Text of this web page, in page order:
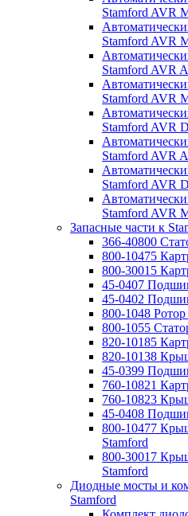
Stamford AVR
Stamford AVR
Stamford AVR
Stamford AVR
Stamford AVR
Stamford AVR
Stamford AVR
Stamford AVR
Запасные части к
366-40800
800-10475
800-30015
45-0407
45-0402
800-1048 Ротор
800-1055
820-10185
820-10138
45-0399
760-10821
760-10823
45-0408
800-10477
Stamford
800-30017
Stamford
Диодные мосты и
Stamford